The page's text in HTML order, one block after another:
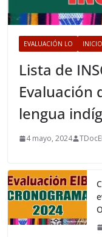
EVALUACIÓN LO INICIO
Lista de
Evaluación
lengua
4 mayo, 2024